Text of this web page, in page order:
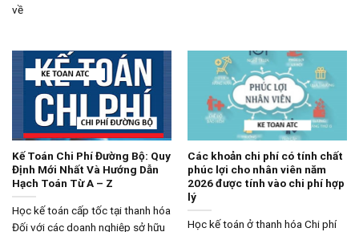
về
Kế Toán Chi Phí Đường Bộ: Quy
Định Mới Nhất Và Hướng Dẫn
Hạch Toán Từ A – Z
Học kế toán cấp tốc tại thanh hóa
Đối với các doanh nghiệp sở hữu
Các khoản chi phí có tính chất
phúc lợi cho nhân viên năm
2026 được tính vào chi phí hợp
lý
Học kế toán ở thanh hóa Chi phí